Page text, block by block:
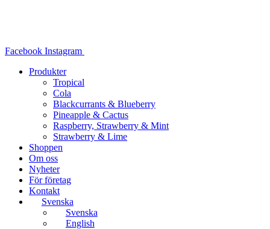
Facebook Instagram
Produkter
Tropical
Cola
Blackcurrants & Blueberry
Pineapple & Cactus
Raspberry, Strawberry & Mint
Strawberry & Lime
Shoppen
Om oss
Nyheter
För företag
Kontakt
Svenska
Svenska
English